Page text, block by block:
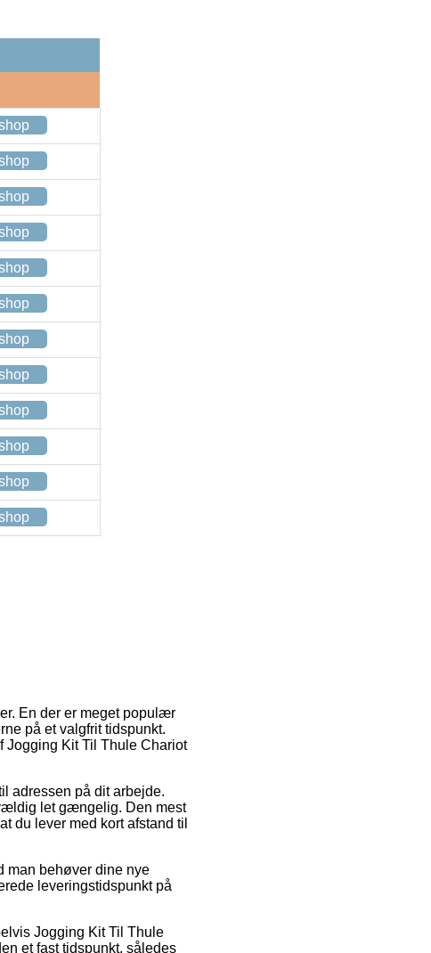
En der er meget populær
på et valgfrit tidspunkt.
Jogging Kit Til Thule Chariot
adressen på dit arbejde.
let gængelig. Den mest
du lever med kort afstand til
man behøver dine nye
leveringstidspunkt på
Jogging Kit Til Thule
et fast tidspunkt, således